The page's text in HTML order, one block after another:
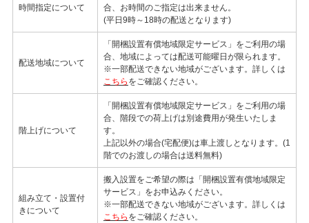
時間指定について
合、お時間のご指定は出来ません。
(平日9時～18時の配送となります)
配送地域について
「開梱設置有償地域限定サービス」をご利用の場
合、地域によっては配送可能曜日が限られます。
※一部配送できない地域がございます。詳しくは
こちら をご確認ください。
階上げについて
「開梱設置有償地域限定サービス」をご利用の場
合、階段での荷上げは別途費用が発生いたしま
す。
上記以外の場合(宅配便)は車上渡しとなります。(1
階でのお渡しの場合は送料無料)
組み立て・設置付
きについて
搬入設置をご希望の際は「開梱設置有償地域限定
サービス」をお申込みください。
※一部配送できない地域がございます。詳しくは
こちら をご確認ください。